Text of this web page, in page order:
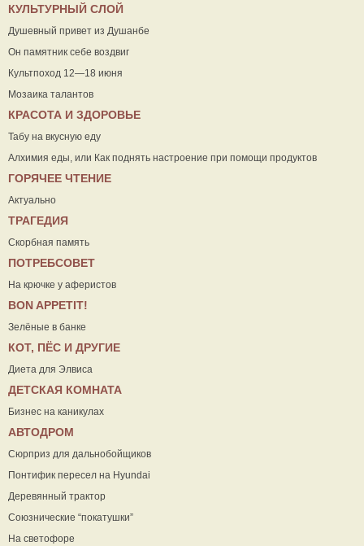
КУЛЬТУРНЫЙ СЛОЙ
Душевный привет из Душанбе
Он памятник себе воздвиг
Культпоход 12—18 июня
Мозаика талантов
КРАСОТА И ЗДОРОВЬЕ
Табу на вкусную еду
Алхимия еды, или Как поднять настроение при помощи продуктов
ГОРЯЧЕЕ ЧТЕНИЕ
Актуально
ТРАГЕДИЯ
Скорбная память
ПОТРЕБСОВЕТ
На крючке у аферистов
ВON APPETIT!
Зелёные в банке
КОТ, ПЁС И ДРУГИЕ
Диета для Элвиса
ДЕТСКАЯ КОМНАТА
Бизнес на каникулах
АВТОДРОМ
Сюрприз для дальнобойщиков
Понтифик пересел на Hyundai
Деревянный трактор
Союзнические “покатушки”
На светофоре